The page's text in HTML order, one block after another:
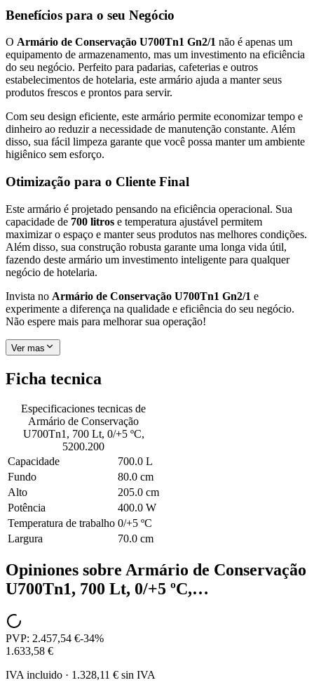
Benefícios para o seu Negócio
O Armário de Conservação U700Tn1 Gn2/1 não é apenas um
equipamento de armazenamento, mas um investimento na eficiência
do seu negócio. Perfeito para padarias, cafeterias e outros
estabelecimentos de hotelaria, este armário ajuda a manter seus
produtos frescos e prontos para servir.
Com seu design eficiente, este armário permite economizar tempo e
dinheiro ao reduzir a necessidade de manutenção constante. Além
disso, sua fácil limpeza garante que você possa manter um ambiente
higiênico sem esforço.
Otimização para o Cliente Final
Este armário é projetado pensando na eficiência operacional. Sua
capacidade de 700 litros e temperatura ajustável permitem
maximizar o espaço e manter seus produtos nas melhores condições.
Além disso, sua construção robusta garante uma longa vida útil,
fazendo deste armário um investimento inteligente para qualquer
negócio de hotelaria.
Invista no Armário de Conservação U700Tn1 Gn2/1 e
experimente a diferença na qualidade e eficiência do seu negócio.
Não espere mais para melhorar sua operação!
Ver mas
Ficha tecnica
Especificaciones tecnicas de
Armário de Conservação
U700Tn1, 700 Lt, 0/+5 ºC,
5200.200
Capacidade
700.0 L
Fundo
80.0 cm
Alto
205.0 cm
Potência
400.0 W
Temperatura de trabalho 0/+5 ºC
Largura
70.0 cm
Opiniones sobre Armário de Conservação
U700Tn1, 700 Lt, 0/+5 ºC,…
PVP: 2.457,54 €-34%
1.633,58 €
IVA incluido · 1.328,11 € sin IVA